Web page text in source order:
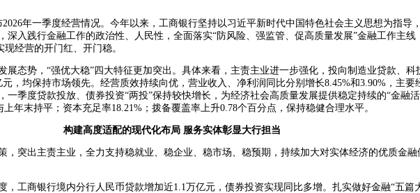
年一季度经营情况。今年以来，工商银行坚持以习近平新时代中国特色社会主义思想为指导
入践行金融工作的政治性、人民性，全面落实“防风险、强监管、促高质量发展”金融工作主线
经营的开门红、开门稳。
态势，“强优大稳”四大特征更加突出。具体来看，主责主业进一步强化，投向制造业贷款、科
，均保持市场领先。经营质效持续向优，营业收入、净利润同比分别增长8.45%和3.90%，主要
一季度贷款投放、债券投资“两投”保持较快增长，为经济社会高质量发展提供稳定持续的“金融
年末持平；资本充足率18.21%；拨备覆盖率上升0.78个百分点，保持稳健合理水平。
构建高度适配的现代化布局 服务实体彰显大行担当
突出主责主业，全力支持稳就业、稳企业、稳市场、稳预期，持续加大对实体经济的优质金融
，工商银行境内分行人民币贷款增加近1.1万亿元，债券投资实现同比多增。扎实做好金融“五篇